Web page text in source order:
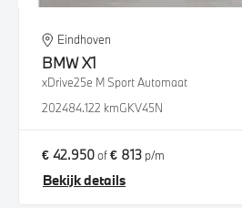
Eindhoven
BMWX1
xDrive25e M Sport Automaat
202484.122 kmGKV45N
€ 42.950of€ 813 p/m
Bekijk details